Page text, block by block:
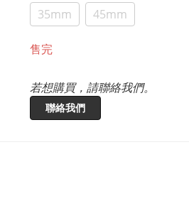
35mm
45mm
售完
若想購買，請聯絡我們。
聯絡我們